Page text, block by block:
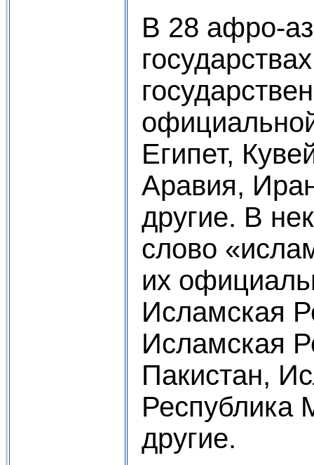
В 28 афро-
Египет,
Аравия,
другие. В
слово
их
Исламская
Исламская
Пакистан,
Республика
другие.